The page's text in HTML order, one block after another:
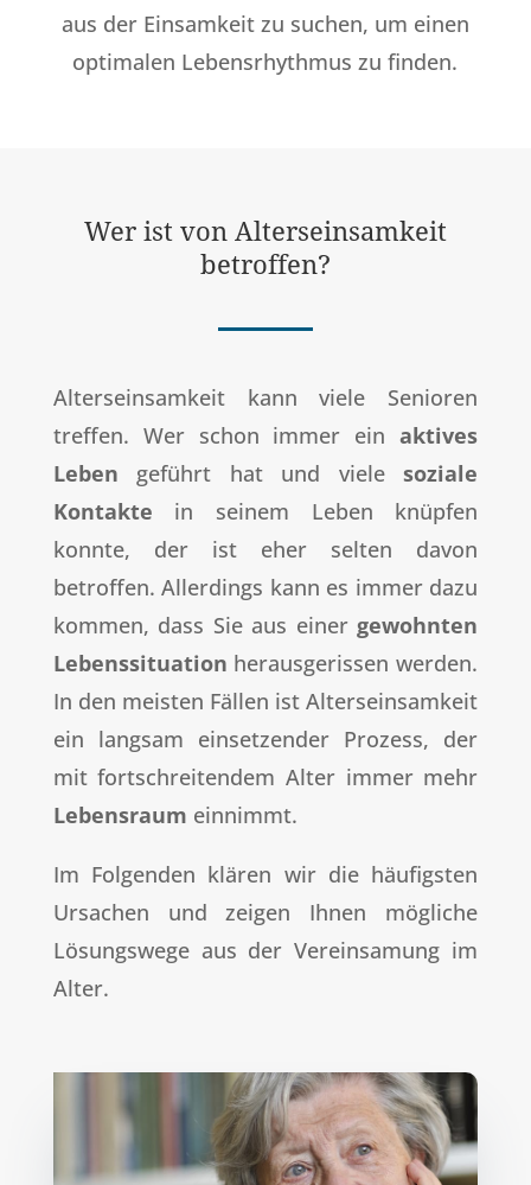
aus der Einsamkeit zu suchen, um einen
optimalen Lebensrhythmus zu finden.
Wer ist von Alterseinsamkeit
betroffen?
Alterseinsamkeit kann viele Senioren
treffen. Wer schon immer einaktives
Leben geführt hat und vielesoziale
Kontakte in seinem Leben knüpfen
konnte, der ist eher selten davon
betroffen. Allerdings kann es immer dazu
kommen, dass Sie aus einergewohnten
Lebenssituation herausgerissen werden.
In den meisten Fällen ist Alterseinsamkeit
ein langsam einsetzender Prozess, der
mit fortschreitendem Alter immer mehr
Lebensraum einnimmt.
Im Folgenden klären wir die häufigsten
Ursachen und zeigen Ihnen mögliche
Lösungswege aus der Vereinsamung im
Alter.